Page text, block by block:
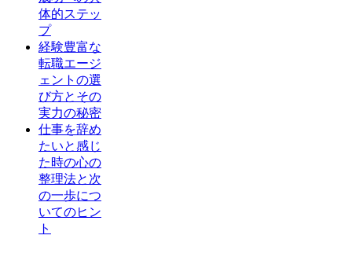
体的ステッ
プ
経験豊富な
転職エージ
ェントの選
び方とその
実力の秘密
仕事を辞め
たいと感じ
た時の心の
整理法と次
の一歩につ
いてのヒン
ト